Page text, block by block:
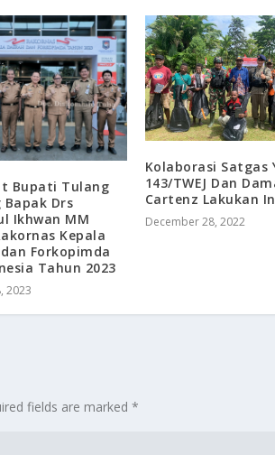
Bupati Tulang
Bapak Drs
Ikhwan MM
Kepala
Forkopimda
Tahun 2023
2023
Kolaborasi Satgas
143/TWEJ Dan
Cartenz Lakukan
December 28, 2022
fields are marked*